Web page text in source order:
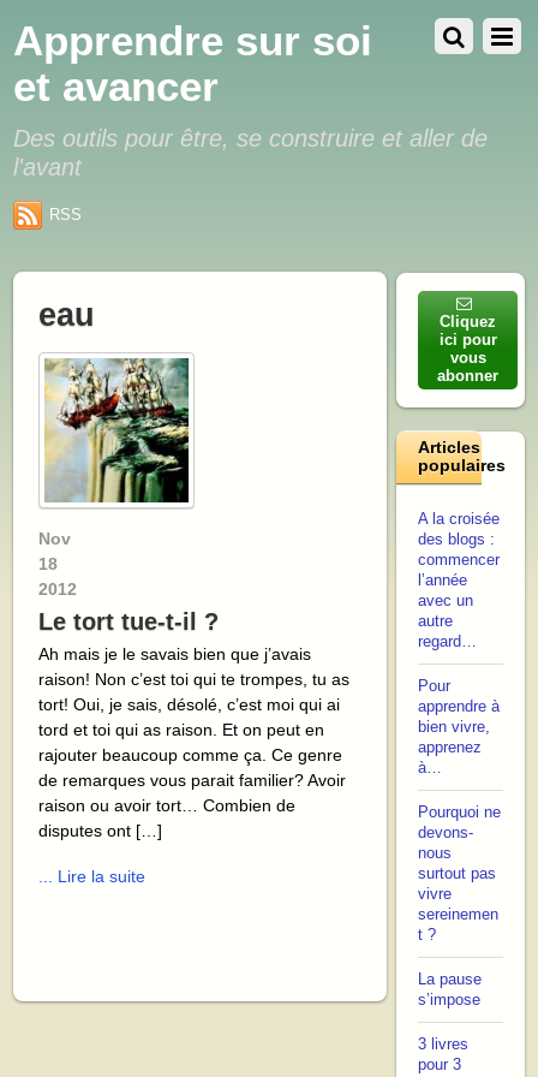
Apprendre sur soi
et avancer
Des outils pour être, se construire et aller de
l'avant
RSS
eau
Nov
18
2012
Le tort tue-t-il ?
Ah mais je le savais bien que j’avais
raison! Non c’est toi qui te trompes, tu as
tort! Oui, je sais, désolé, c’est moi qui ai
tord et toi qui as raison. Et on peut en
rajouter beaucoup comme ça. Ce genre
de remarques vous parait familier? Avoir
raison ou avoir tort… Combien de
disputes ont […]
... Lire la suite
Cliquez
ici pour
vous
abonner
Articles
populaires
A la croisée
des blogs :
commencer
l’année
avec un
autre
regard…
Pour
apprendre à
bien vivre,
apprenez
à…
Pourquoi ne
devons-
nous
surtout pas
vivre
sereinemen
t ?
La pause
s’impose
3 livres
pour 3